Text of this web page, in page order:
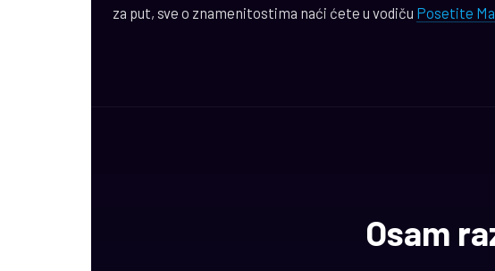
za put, sve o znamenitostima naći ćete u vodiču Posetite
Osam